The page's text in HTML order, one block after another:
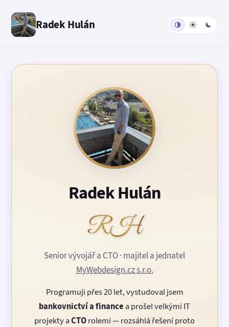
Radek Hulán
Radek Hulán
RH
Senior vývojář a CTO · majitel a jednatel
MyWebdesign.cz s.r.o.
Programuji přes 20 let, vystudoval jsem
bankovnictví a finance a prošel velkými IT
projekty aCTOrolemi — rozsáhlá řešení proto